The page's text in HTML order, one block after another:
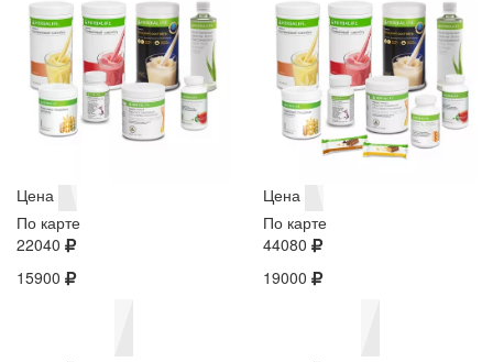
Цена
По карте
22040
15900
Цена
По карте
44080
19000